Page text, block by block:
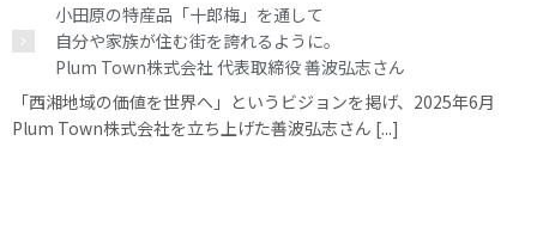
小田原の特産品「十郎梅」を通して
自分や家族が住む街を誇れるように。
Plum Town株式会社 代表取締役 善波弘志さん
「西湘地域の価値を世界へ」というビジョンを掲げ、2025年6月
Plum Town株式会社を立ち上げた善波弘志さん [...]